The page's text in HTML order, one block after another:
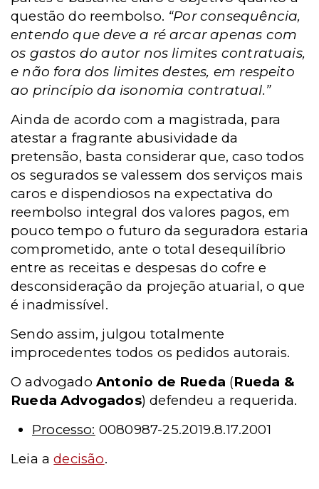
questão do reembolso. “Por consequência,
entendo que deve a ré arcar apenas com
os gastos do autor nos limites contratuais,
e não fora dos limites destes, em respeito
ao princípio da isonomia contratual.”
Ainda de acordo com a magistrada, para
atestar a fragrante abusividade da
pretensão, basta considerar que, caso todos
os segurados se valessem dos serviços mais
caros e dispendiosos na expectativa do
reembolso integral dos valores pagos, em
pouco tempo o futuro da seguradora estaria
comprometido, ante o total desequilíbrio
entre as receitas e despesas do cofre e
desconsideração da projeção atuarial, o que
é inadmissível.
Sendo assim, julgou totalmente
improcedentes todos os pedidos autorais.
O advogadoAntonio de Rueda (Rueda &
Rueda Advogados) defendeu a requerida.
Processo: 0080987-25.2019.8.17.2001
Leia adecisão.